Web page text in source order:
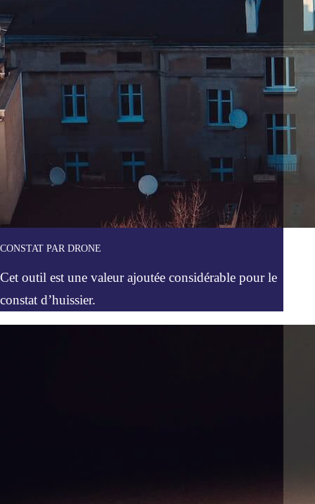
CONSTAT PAR DRONE
Cet outil est une valeur ajoutée considérable pour le
constat d’huissier.